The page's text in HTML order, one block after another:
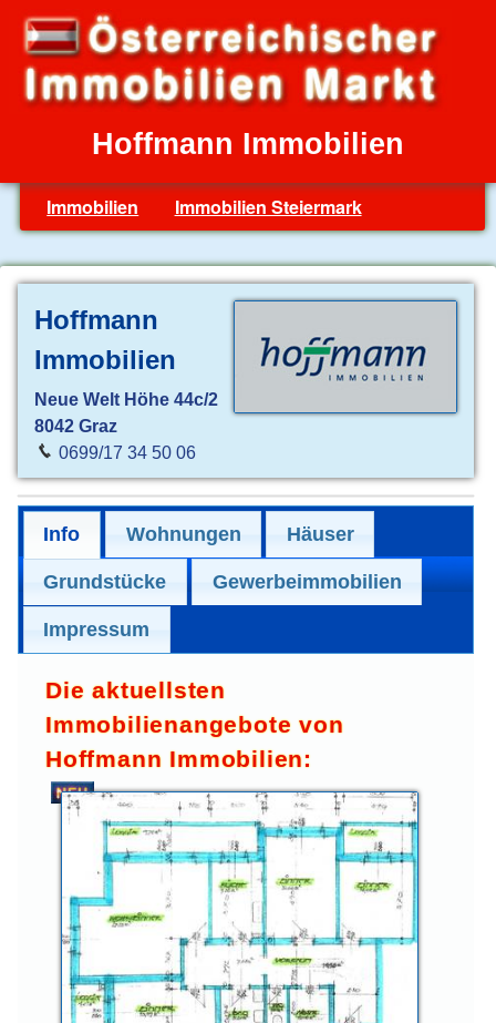
Hoffmann Immobilien
Immobilien Immobilien Steiermark
Hoffmann
Immobilien
Neue Welt Höhe 44c/2
8042 Graz
0699/17 34 50 06
Info Wohnungen Häuser
Grundstücke Gewerbeimmobilien
Impressum
Die aktuellsten
Immobilienangebote von
Hoffmann Immobilien: